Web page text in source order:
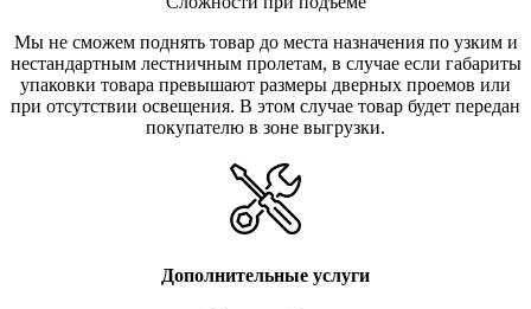
Мы не сможем поднять товар до места назначения по узким и
нестандартным лестничным пролетам, в случае если габариты
упаковки товара превышают размеры дверных проемов или
при отсутствии освещения. В этом случае товар будет передан
покупателю в зоне выгрузки.
Дополнительные услуги